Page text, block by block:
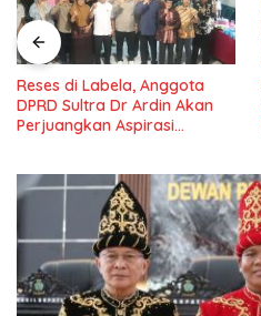
Reses di Labela, Anggota
DPRD Sultra Dr Ardin Akan
Perjuangkan Aspirasi